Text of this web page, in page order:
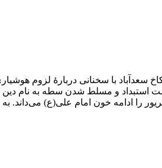
سخنان خود را در مراسم شب قدر سال ۱۳۵۸ مصادف با ۲۳ مرداد،
و مسلط شدن سطه به نام دین
ادامه خون امام علی(ع) می‌داند.